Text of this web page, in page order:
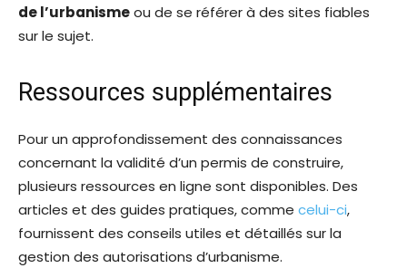
de l’urbanismeou de se référer à des sites fiables
sur le sujet.
Ressources supplémentaires
Pour un approfondissement des connaissances
concernant la validité d’un permis de construire,
plusieurs ressources en ligne sont disponibles. Des
articles et des guides pratiques, comme celui-ci,
fournissent des conseils utiles et détaillés sur la
gestion des autorisations d’urbanisme.